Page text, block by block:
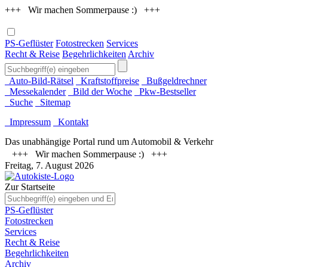
+++ Wir machen Sommerpause :) +++
PS-Geflüster Fotostrecken Services
Recht & Reise Begehrlichkeiten Archiv
Auto-Bild-Rätsel Kraftstoffpreise
Bußgeldrechner
Messekalender
Bild der Woche
Pkw-Bestseller
Suche
Sitemap
Impressum
Kontakt
Das unabhängige Portal rund um Automobil & Verkehr
+++ Wir machen Sommerpause :) +++
Freitag, 7. August 2026
Zur Startseite
PS-Geflüster
Fotostrecken
Services
Recht & Reise
Begehrlichkeiten
Archiv